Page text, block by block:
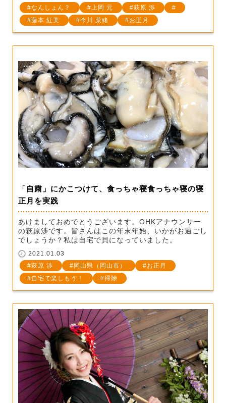
なんしょん？
上岡 元
萩原 渉
藤本 紅美
今川 菜緒 お正月
「自粛」にかこつけて、食っちゃ寝食っちゃ寝の寝
正月を実践
あけましておめでとうございます。OHKアナウンサー
の萩原渉です。皆さんはこの年末年始、いかがお過ごし
でしょうか？私は自宅で貝になっていました。
2021.01.03
萩原 渉
岡山県（岡山市）
お正月
自宅で楽しもう！
掃除